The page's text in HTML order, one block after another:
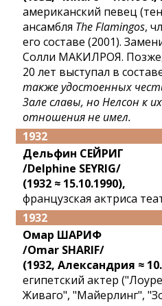
американский певец
ансамбля The Flamingos,
его составе (2001).
Солли МАКИЛРОЯ.
20 лет выступал в
также удостоенных
Зале славы, но Нелсон к
отношения не имел.
1932
Дельфин СЕЙРИГ
/Delphine SEYRIG/
(1932 ≈ 15.10.1990),
французская актриса
1932
Омар ШАРИФ
/Omar SHARIF/
(1932, Александрия ≈
египетский актер
Живаго", "Майерлинг",